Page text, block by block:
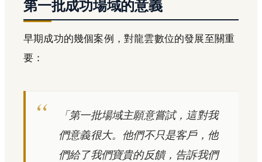
第一批成功場域的意義
早期成功的幾個案例，對龍雲數位的發展至關重
要：
「第一批場域主願意嘗試，這對我
們意義很大。他們不只是客戶，他
們給了我們寶貴的反饋，告訴我們